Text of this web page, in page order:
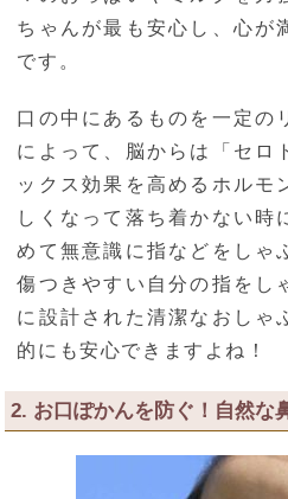
ちゃんが最も安心し、心が
です。
口の中にあるものを一定の
によって、脳からは「セロ
ックス効果を高めるホルモ
しくなって落ち着かない時
めて無意識に指などをしゃ
傷つきやすい自分の指をし
に設計された清潔なおしゃ
的にも安心できますよね！
2. お口ぽかんを防ぐ！自然な